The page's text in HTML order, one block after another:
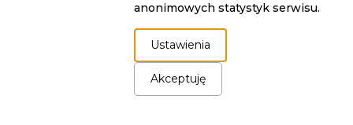
© 2026 Fundacja Rozwoju Systemu Edukacji
Deklaracja dostępności serwisu euroguidance.org.pl
Projekt i realizacja:
anonimowych statystyk serwisu.
Ustawienia
Akceptuję